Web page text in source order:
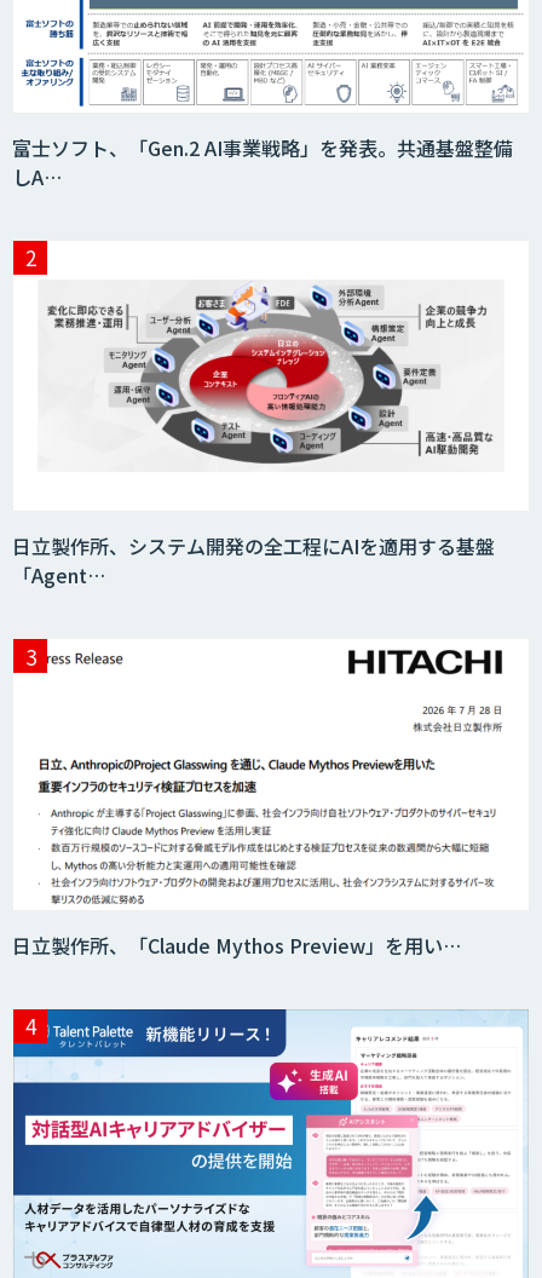
BIGDAT@Analysis
Kurrant.ai
KIBIT Amanogawa
匠KIBIT零
saki-mori
AI・DXコンサルティング伴走支援サービ
AI受託開発（データ分析・画像認識）
富士ソフト、「Gen.2 AI事業戦略」を発表。共通基盤整備
しA…
日立製作所、システム開発の全工程にAIを適用する基盤
「Agent…
日立製作所、「Claude Mythos Preview」を用い…